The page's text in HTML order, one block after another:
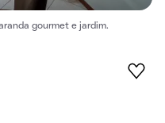
gourmet e jardim.